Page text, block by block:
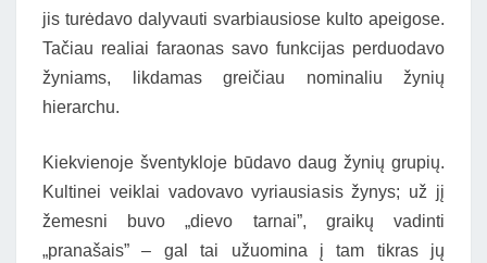
jis turėdavo dalyvauti svarbiausiose kulto apeigose.
Tačiau realiai faraonas savo funkcijas perduodavo
žyniams, likdamas greičiau nominaliu žynių
hierarchu.
Kiekvienoje šventykloje būdavo daug žynių grupių.
Kultinei veiklai vadovavo vyriausiasis žynys; už jį
žemesni buvo „dievo tarnai”, graikų vadinti
„pranašais” – gal tai užuomina į tam tikras jų